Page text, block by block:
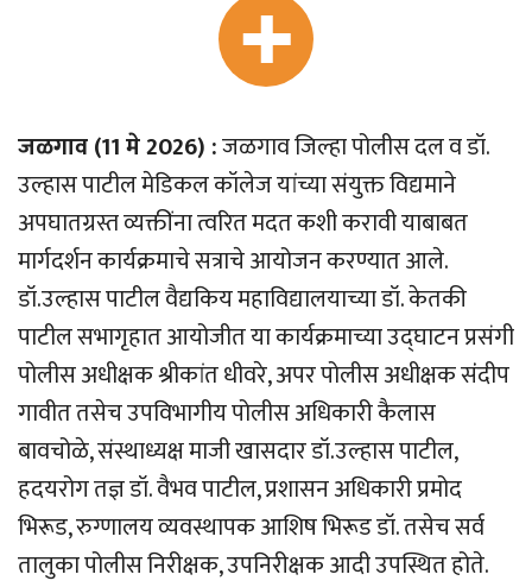
जळगाव (11 मे 2026) :जळगाव जिल्हा पोलीस दल व डॉ.
उल्हास पाटील मेडिकल कॉलेज यांच्या संयुक्त विद्यमाने
अपघातग्रस्त व्यक्तींना त्वरित मदत कशी करावी याबाबत
मार्गदर्शन कार्यक्रमाचे सत्राचे आयोजन करण्यात आले.
डॉ.उल्हास पाटील वैद्यकिय महाविद्यालयाच्या डॉ. केतकी
पाटील सभागृहात आयोजीत या कार्यक्रमाच्या उद्घाटन प्रसंगी
पोलीस अधीक्षक श्रीकांत धीवरे, अपर पोलीस अधीक्षक संंदीप
गावीत तसेच उपविभागीय पोलीस अधिकारी कैलास
बावचोळे, संस्थाध्यक्ष माजी खासदार डॉ.उल्हास पाटील,
हदयरोग तज्ञ डॉ. वैभव पाटील, प्रशासन अधिकारी प्रमोद
भिरूड, रुग्णालय व्यवस्थापक आशिष भिरूड डॉ. तसेच सर्व
तालुका पोलीस निरीक्षक, उपनिरीक्षक आदी उपस्थित होते.